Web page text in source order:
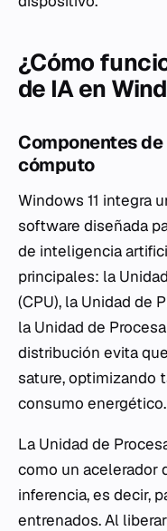
¿Cómo
de IA en
Componentes
cómputo
Windows 11 integra
software diseñada
de inteligencia
principales: la
(CPU), la Unidad de
la Unidad de
distribución evita
sature, optimizando
consumo energético.
La Unidad de
como un acelerador
inferencia, es decir,
entrenados. Al